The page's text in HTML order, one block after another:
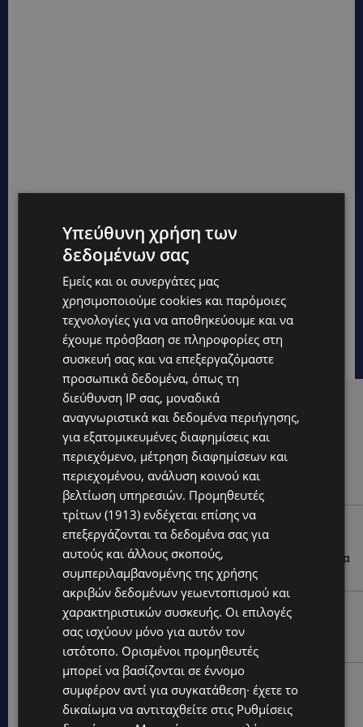
Hot this week
UPDATES
ΑΛΕΞΙΑ ΠΟΤΑΜΙΤΟΥ: Από την προσωπική απώλεια
στην κοινωνική προσφορά – Αναλαμβάνει το
χαρτοφυλάκιο Κοινωνικής Πρόνοιας στον ΔΗΣΥ
UPDATES
44ο ΦΕΣΤΙΒΑΛ ΛΕΥΚΑΡΩΝ: «Ο άνθρωπος είναι ο
πολιτισμός» – Η ξεχωριστή τιμή που επιφύλαξαν τα
Λεύκαρα-(Βίντεο)
UPDATES
ΜΑΚΑΡΙΟΣ ΔΡΟΥΣΙΩΤΗΣ: Ζητά τη στήριξη του κοινού
για τα δικαστικά έξοδα-Τι λέει ο ίδιος-(Βίντεο)
UPDATES
ΝΙΚΟΣ ΚΑΖΑΝΤΖΑΚΗΣ: Γιατί το έργο του εξακολουθεί
να μας αφορά
Υπεύθυνη χρήση των
δεδομένων σας
Εμείς και οι συνεργάτες μας
χρησιμοποιούμε cookies και παρόμοιες
τεχνολογίες για να αποθηκεύουμε και να
έχουμε πρόσβαση σε πληροφορίες στη
συσκευή σας και να επεξεργαζόμαστε
προσωπικά δεδομένα, όπως τη
διεύθυνση IP σας, μοναδικά
αναγνωριστικά και δεδομένα περιήγησης,
για εξατομικευμένες διαφημίσεις και
περιεχόμενο, μέτρηση διαφημίσεων και
περιεχομένου, ανάλυση κοινού και
βελτίωση υπηρεσιών. Προμηθευτές
τρίτων (1913) ενδέχεται επίσης να
επεξεργάζονται τα δεδομένα σας για
αυτούς και άλλους σκοπούς,
συμπεριλαμβανομένης της χρήσης
ακριβών δεδομένων γεωεντοπισμού και
χαρακτηριστικών συσκευής. Οι επιλογές
σας ισχύουν μόνο για αυτόν τον
ιστότοπο. Ορισμένοι προμηθευτές
μπορεί να βασίζονται σε έννομο
συμφέρον αντί για συγκατάθεση· έχετε το
δικαίωμα να αντιταχθείτε στις Ρυθμίσεις